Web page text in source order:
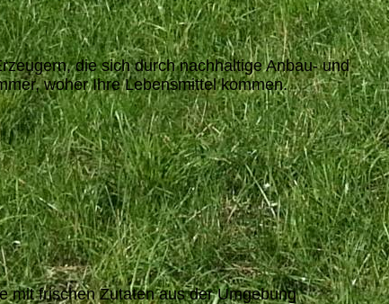
die sich durch nachhaltige Anbau- und
woher Ihre Lebensmittel kommen.
mit frischen Zutaten aus der Umgebung